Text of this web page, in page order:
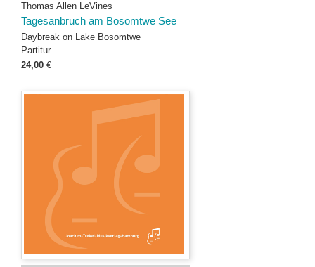
Thomas Allen LeVines
Tagesanbruch am Bosomtwe See
Daybreak on Lake Bosomtwe
Partitur
24,00 €